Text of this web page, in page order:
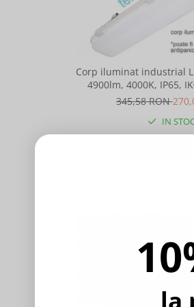
Corp iluminat industrial
4900lm, 4000K, IP65,
Intelight
345,58 RON
IN
la